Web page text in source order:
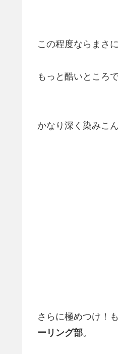
この程度ならまさ
もっと酷いところ
かなり深く染みこ
さらに極めつけ！
ーリング部。